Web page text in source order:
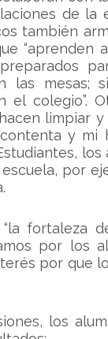
de la
también
“aprenden
las mesas;
el colegio”.
limpiar
y mi
por
la fortaleza
por los
por que
los